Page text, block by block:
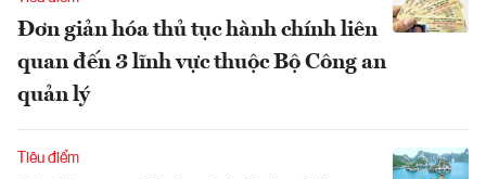
Đơn giản hóa thủ tục hành chính liên
quan đến 3 lĩnh vực thuộc Bộ Công an
quản lý
Tiêu điểm